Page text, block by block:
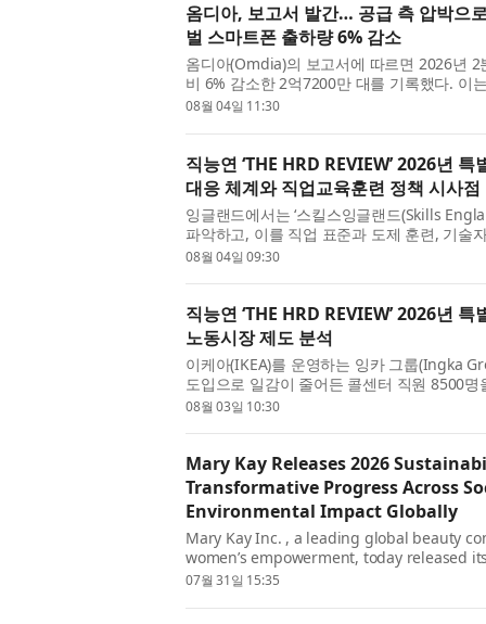
옴디아, 보고서 발간… 공급 측 압박으
벌 스마트폰 출하량 6% 감소
옴디아(Omdia)의 보고서에 따르면 2026년
비 6% 감소한 2억7200만 대를 기록했다. 이
모리 비용 사이클의 조정 국면으로 전환된
08월 04일 11:30
직능연 ‘THE HRD REVIEW’ 2026년
대응 체계와 직업교육훈련 정책 시사점
잉글랜드에서는 ‘스킬스잉글랜드(Skills
파악하고, 이를 직업 표준과 도제 훈련, 기술
한 정책적 노력을 강화하고 있다. 인공지능
08월 04일 09:30
직능연 ‘THE HRD REVIEW’ 2026년
노동시장 제도 분석
이케아(IKEA)를 운영하는 잉카 그룹(Ingka
도입으로 일감이 줄어든 콜센터 직원 8500
어 디자인 어드바이저(advisor)’로 재훈련하
08월 03일 10:30
Mary Kay Releases 2026
Transformative Progress Across
Environmental Impact Globally
Mary Kay Inc. , a leading global beauty
women’s empowerment, today released
progress toward its 2030 goals and
07월 31일 15:35